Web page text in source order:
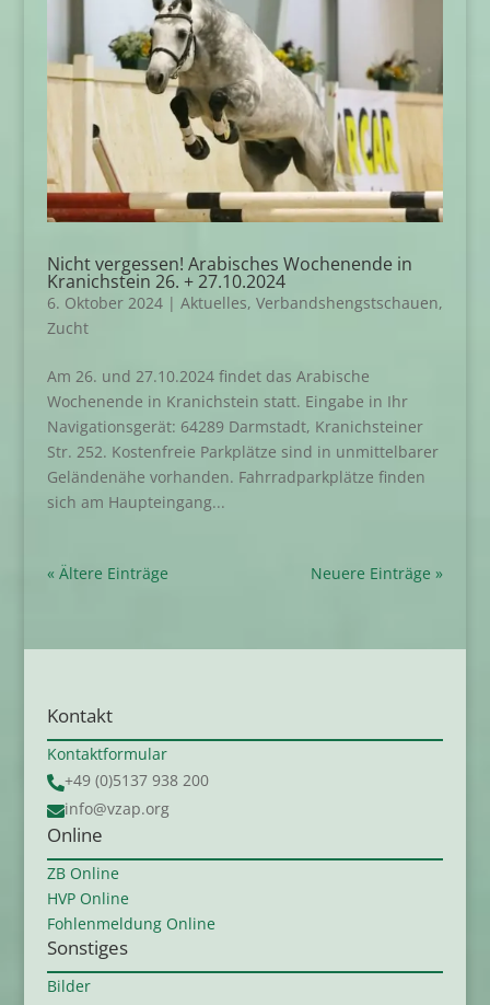
Nicht vergessen! Arabisches Wochenende in
Kranichstein 26. + 27.10.2024
6. Oktober 2024| Aktuelles, Verbandshengstschauen,
Zucht
Am 26. und 27.10.2024 findet das Arabische
Wochenende in Kranichstein statt. Eingabe in Ihr
Navigationsgerät: 64289 Darmstadt, Kranichsteiner
Str. 252. Kostenfreie Parkplätze sind in unmittelbarer
Geländenähe vorhanden. Fahrradparkplätze finden
sich am Haupteingang...
« Ältere Einträge Neuere Einträge »
Kontakt
Kontaktformular
+49 (0)5137 938 200
info@vzap.org
Online
ZB Online
HVP Online
Fohlenmeldung Online
Sonstiges
Bilder